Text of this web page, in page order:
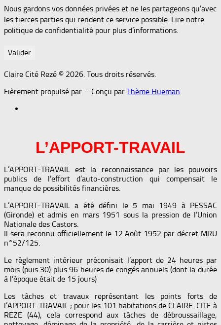
Nous gardons vos données privées et ne les partageons qu’avec
les tierces parties qui rendent ce service possible. Lire notre
politique de confidentialité pour plus d’informations.
Claire Cité Rezé © 2026. Tous droits réservés.
Fièrement propulsé par - Conçu par Thème Hueman
L’APPORT-TRAVAIL
L’APPORT-TRAVAIL est la reconnaissance par les pouvoirs
publics de l’effort d’auto-construction qui compensait le
manque de possibilités financières.
L’APPORT-TRAVAIL a été défini le 5 mai 1949 à PESSAC
(Gironde) et admis en mars 1951 sous la pression de l’Union
Nationale des Castors.
Il sera reconnu officiellement le 12 Août 1952 par décret MRU
n°52/125.
Le règlement intérieur préconisait l’apport de 24 heures par
mois (puis 30) plus 96 heures de congés annuels (dont la durée
à l’époque était de 15 jours)
Les tâches et travaux représentant les points forts de
l’APPORT-TRAVAIL ; pour les 101 habitations de CLAIRE-CITE à
REZE (44), cela correspond aux tâches de débroussaillage,